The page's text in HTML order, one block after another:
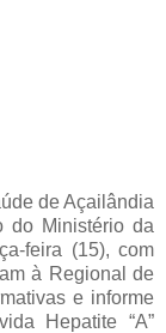
de Açailândia
do Ministério da
feira (15), com
à Regional de
e informe
Hepatite “A”